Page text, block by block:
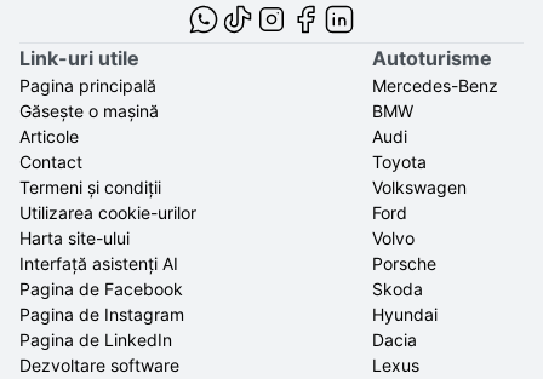
Link-uri utile
Pagina principală
Găsește o mașină
Articole
Contact
Termeni și condiții
Utilizarea cookie-urilor
Harta site-ului
Interfață asistenți AI
Pagina de Facebook
Pagina de Instagram
Pagina de LinkedIn
Dezvoltare software
Autoturisme
Mercedes-Benz
BMW
Audi
Toyota
Volkswagen
Ford
Volvo
Porsche
Skoda
Hyundai
Dacia
Lexus